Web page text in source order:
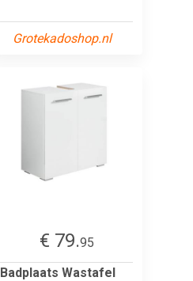
Grotekadoshop.nl
€ 79.95
Badplaats Wastafel